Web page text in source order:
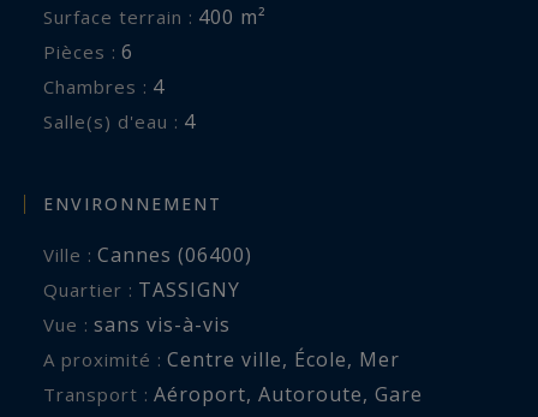
Surface terrain : 400 m²
Pièces : 6
Chambres : 4
Salle(s) d'eau : 4
ENVIRONNEMENT
Ville : Cannes (06400)
Quartier : TASSIGNY
Vue : sans vis-à-vis
A proximité : Centre ville, École, Mer
Transport : Aéroport, Autoroute, Gare